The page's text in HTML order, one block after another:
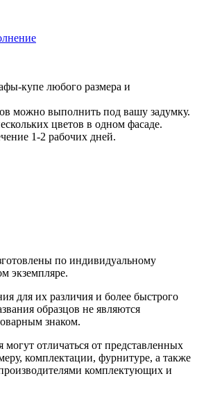
купе любого размера и
можно выполнить под вашу задумку.
цветов в одном фасаде.
1-2 рабочих дней.
по индивидуальному
экземпляре.
для их различия и более быстрого
образцов не являются
знаком.
отличаться от представленных
комплектации, фурнитуре, а также
комплектующих и